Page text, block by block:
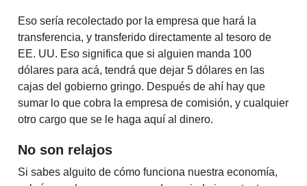
Eso sería recolectado por la empresa que hará la
transferencia, y transferido directamente al tesoro de
EE. UU. Eso significa que si alguien manda 100
dólares para acá, tendrá que dejar 5 dólares en las
cajas del gobierno gringo. Después de ahí hay que
sumar lo que cobra la empresa de comisión, y cualquier
otro cargo que se le haga aquí al dinero.
No son relajos
Si sabes alguito de cómo funciona nuestra economía,